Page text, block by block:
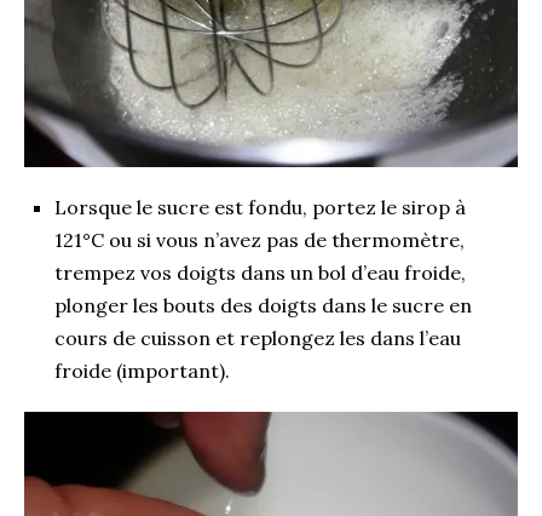
Lorsque le sucre est fondu, portez le sirop à
121°C ou si vous n’avez pas de thermomètre,
trempez vos doigts dans un bol d’eau froide,
plonger les bouts des doigts dans le sucre en
cours de cuisson et replongez les dans l’eau
froide (important).